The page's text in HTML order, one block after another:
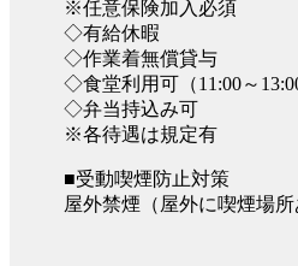
※任意保険加入必須
◇有給休暇
◇作業着無償貸与
◇食堂利用可（11:00～
◇弁当持込み可
※各待遇は規定有
■受動喫煙防止対策
屋外禁煙（屋外に喫煙場所